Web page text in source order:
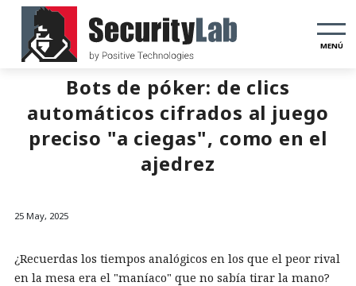
MENÚ
Bots de póker: de clics
automáticos cifrados al juego
preciso "a ciegas", como en el
ajedrez
25 May, 2025
¿Recuerdas los tiempos analógicos en los que el peor rival
en la mesa era el "maníaco" que no sabía tirar la mano?